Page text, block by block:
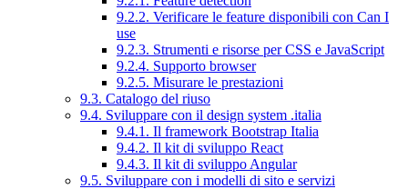
9.2.2. Verificare le feature disponibili con Can I
use
9.2.3. Strumenti e risorse per CSS e JavaScript
9.2.4. Supporto browser
9.2.5. Misurare le prestazioni
9.3. Catalogo del riuso
9.4. Sviluppare con il design system .italia
9.4.1. Il framework Bootstrap Italia
9.4.2. Il kit di sviluppo React
9.4.3. Il kit di sviluppo Angular
9.5. Sviluppare con i modelli di sito e servizi